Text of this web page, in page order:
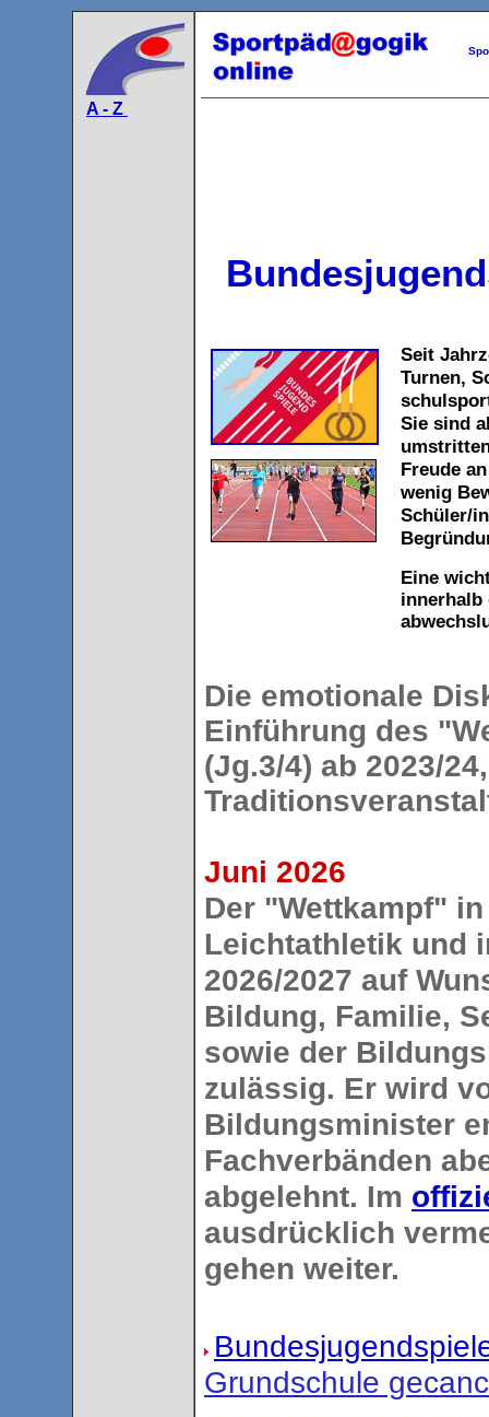
A - Z
Seit
Turnen,
Sie sind
Freude
wenig
Schüler/
Eine
innerhalb
Die emotionale
Einführung des
(Jg.3/4) ab 2023/
Juni 2026
Der "Wettkampf"
Leichtathletik und
2026/2027 auf
Bildung, Familie,
sowie der
zulässig. Er wird
Bildungsminister
Fachverbänden
abgelehnt. Im
ausdrücklich
gehen weiter.
Grundschule